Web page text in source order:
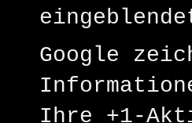
Google
Ihre +1-